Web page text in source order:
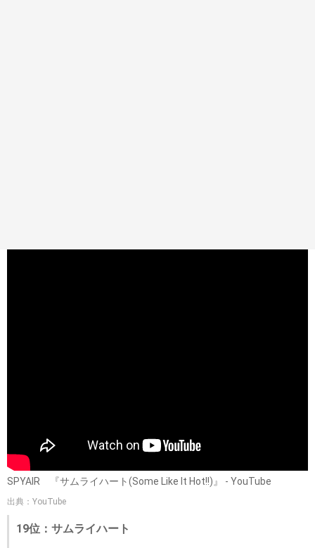
SPYAIR 『サムライハート(Some Like It Hot!!)』 - YouTube
出典：YouTube
19位：サムライハート